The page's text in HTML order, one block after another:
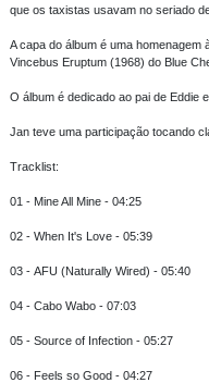
que os taxistas usavam no seriado
A capa do álbum é uma
Vincebus Eruptum (1968) do Blue
O álbum é dedicado ao pai de Eddie
Jan teve uma participação tocando
Tracklist:
01 - Mine All Mine - 04:25
02 - When It's Love - 05:39
03 - AFU (Naturally Wired) - 05:40
04 - Cabo Wabo - 07:03
05 - Source of Infection - 05:27
06 - Feels so Good - 04:27